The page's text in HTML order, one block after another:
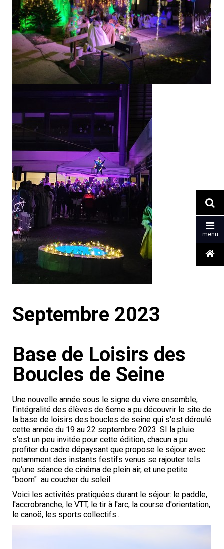


menu

Septembre 2023
Base de Loisirs des
Boucles de Seine
Une nouvelle année sous le signe du vivre ensemble,
l'intégralité des élèves de 6eme a pu découvrir le site de
la base de loisirs des boucles de seine qui s'est déroulé
cette année du 19 au 22 septembre 2023. SI la pluie
s'est un peu invitée pour cette édition, chacun a pu
profiter du cadre dépaysant que propose le séjour avec
notamment des instants festifs venus se rajouter tels
qu'une séance de cinéma de plein air, et une petite
"boom" au coucher du soleil.
Voici les activités pratiquées durant le séjour: le paddle,
l'accrobranche, le VTT, le tir à l'arc, la course d'orientation,
le canoë, les sports collectifs...